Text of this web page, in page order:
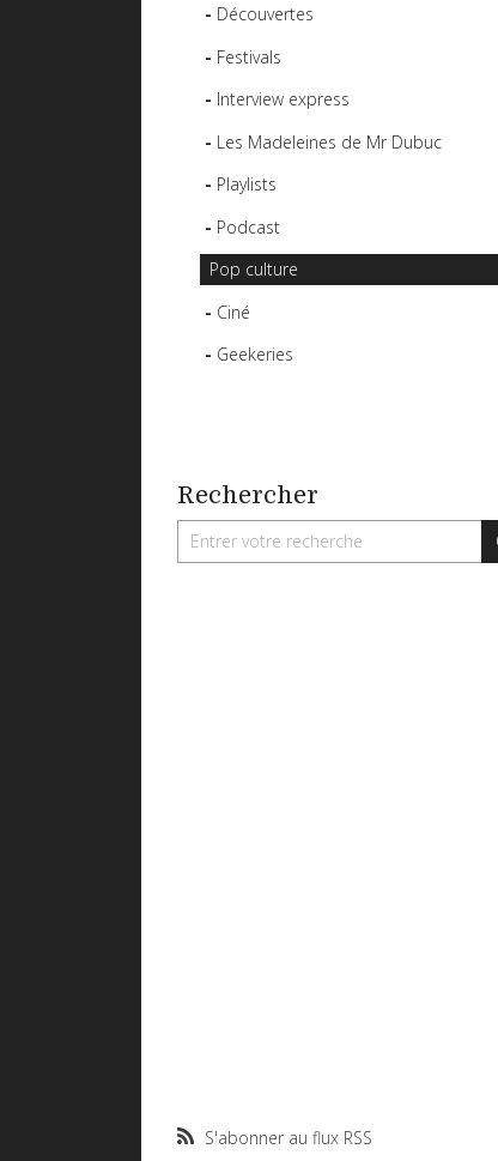
Découvertes
Festivals
Interview express
Les Madeleines de Mr Dubuc
Playlists
Podcast
Pop culture
Ciné
Geekeries
Rechercher
S'abonner au flux RSS